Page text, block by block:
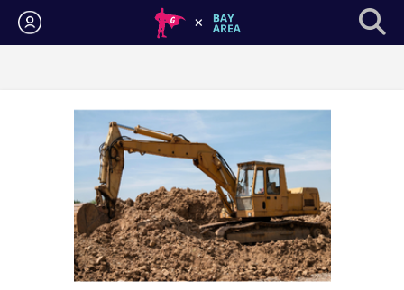
Iniciar sesión